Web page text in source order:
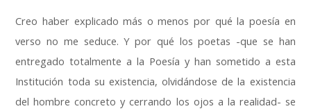
Creo haber explicado más o menos por qué la poesía en
verso no me seduce.Y por qué los poetas -que se han
entregado totalmente a la Poesía y han sometido a esta
Institución toda su existencia,olvidándose de la existencia
del hombre concreto y cerrando los ojos a la realidad- se